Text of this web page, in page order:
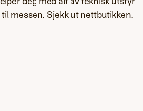
deg med alt av teknisk utstyr
messen. Sjekk ut nettbutikken.